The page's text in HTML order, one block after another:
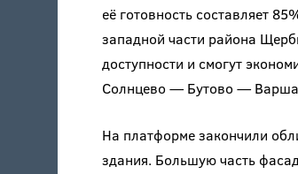
её готовность составляет
западной части района
доступности и смогут
Солнцево — Бутово —
На платформе закончили
здания. Большую часть